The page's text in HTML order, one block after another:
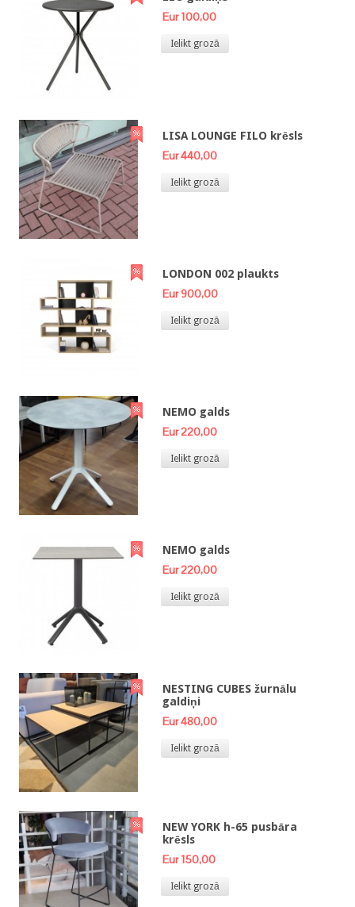
Eur 100,00
Ielikt grozā
LISA LOUNGE FILO krēsls
Eur 440,00
Ielikt grozā
LONDON 002 plaukts
Eur 900,00
Ielikt grozā
NEMO galds
Eur 220,00
Ielikt grozā
NEMO galds
Eur 220,00
Ielikt grozā
NESTING CUBES žurnālu
galdiņi
Eur 480,00
Ielikt grozā
NEW YORK h-65 pusbāra
krēsls
Eur 150,00
Ielikt grozā